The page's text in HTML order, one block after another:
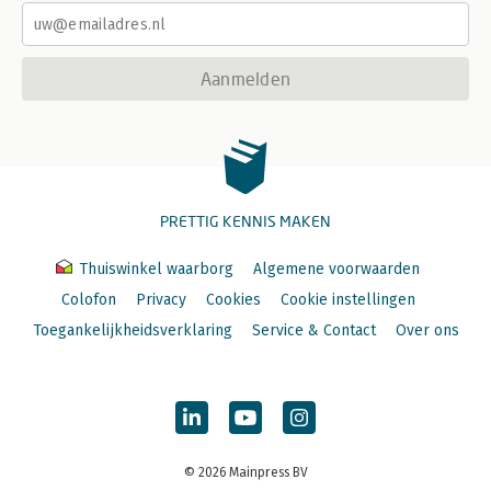
Aanmelden
PRETTIG KENNIS MAKEN
Thuiswinkel waarborg
Algemene voorwaarden
Colofon
Privacy Cookies
Cookie instellingen
Toegankelijkheidsverklaring
Service & Contact Over ons
© 2026 Mainpress BV